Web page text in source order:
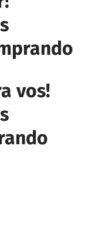
vos!